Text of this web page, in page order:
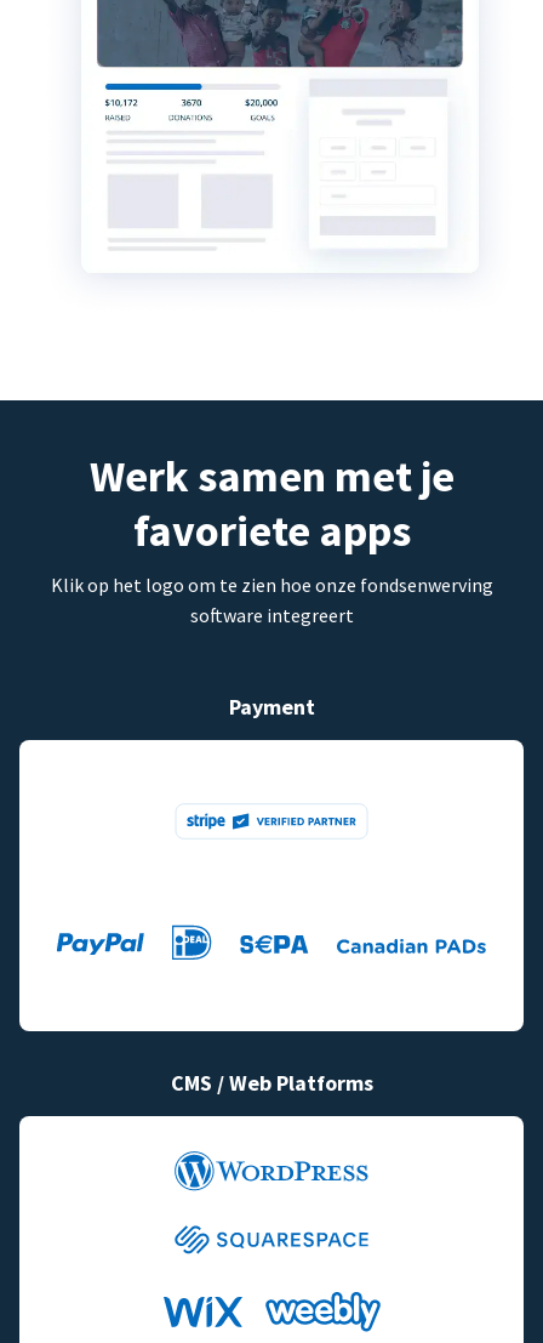
Werk samen met je
favoriete apps
Klik op het logo om te zien hoe onze fondsenwerving
software integreert
Payment
CMS / Web Platforms